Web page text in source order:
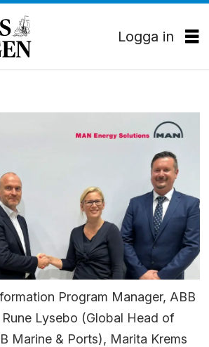
Logga in
Program Manager, ABB
Lysebo (Global Head of
Marine & Ports), Marita Krems